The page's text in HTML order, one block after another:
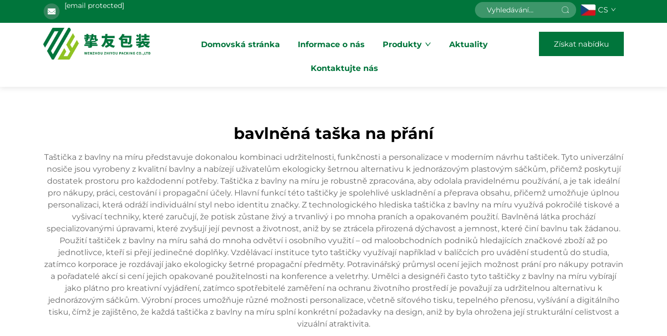
[email protected] CS
Domovská stránka Informace o nás Produkty Aktuality
Kontaktujte nás
Získat nabídku
bavlněná taška na přání
Taštička z bavlny na míru představuje dokonalou kombinaci udržitelnosti, funkčnosti a personalizace v moderním návrhu taštiček. Tyto univerzální
nosiče jsou vyrobeny z kvalitní bavlny a nabízejí uživatelům ekologicky šetrnou alternativu k jednorázovým plastovým sáčkům, přičemž poskytují
dostatek prostoru pro každodenní potřeby. Taštička z bavlny na míru je robustně zpracována, aby odolala pravidelnému používání, a je tak ideální
pro nákupy, práci, cestování i propagační účely. Hlavní funkcí této taštičky je spolehlivé uskladnění a přeprava obsahu, přičemž umožňuje úplnou
personalizaci, která odráží individuální styl nebo identitu značky. Z technologického hlediska taštička z bavlny na míru využívá pokročilé tiskové a
vyšivací techniky, které zaručují, že potisk zůstane živý a trvanlivý i po mnoha praních a opakovaném použití. Bavlněná látka prochází
specializovanými úpravami, které zvyšují její pevnost a životnost, aniž by se ztrácela přirozená dýchavost a jemnost, které činí bavlnu tak žádanou.
Použití taštiček z bavlny na míru sahá do mnoha odvětví i osobního využití – od maloobchodních podniků hledajících značkové zboží až po
jednotlivce, kteří si přejí jedinečné doplňky. Vzdělávací instituce tyto taštičky využívají například v balíčcích pro uvádění studentů do studia,
zatímco korporace je rozdávají jako ekologicky šetrné propagační předměty. Potravinářský průmysl ocení jejich možnost prání pro nákupy potravin
a pořadatelé akcí si cení jejich opakované použitelnosti na konference a veletrhy. Umělci a designéři často tyto taštičky z bavlny na míru vybírají
jako plátno pro kreativní vyjádření, zatímco spotřebitelé zaměření na ochranu životního prostředí je považují za udržitelnou alternativu k
jednorázovým sáčkům. Výrobní proces umožňuje různé možnosti personalizace, včetně síťového tisku, tepelného přenosu, vyšívání a digitálního
tisku, čímž je zajištěno, že každá taštička z bavlny na míru splní konkrétní požadavky na design, aniž by byla ohrožena její strukturální celistvost a
vizuální atraktivita.